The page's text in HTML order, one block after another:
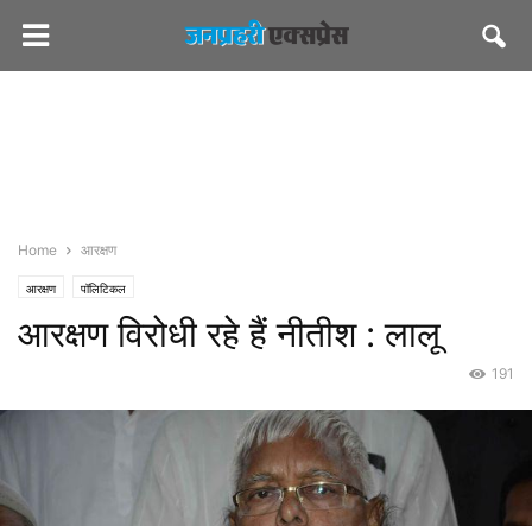
Home आरक्षण
आरक्षण पॉलिटिकल
आरक्षण विरोधी रहे हैं नीतीश : लालू
191